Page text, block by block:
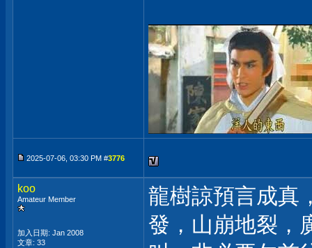
2025-07-06, 03:30 PM #3776
koo
Amateur Member
加入日期: Jan 2008
文章: 33
龍樹諒預言成真
發，山崩地裂，